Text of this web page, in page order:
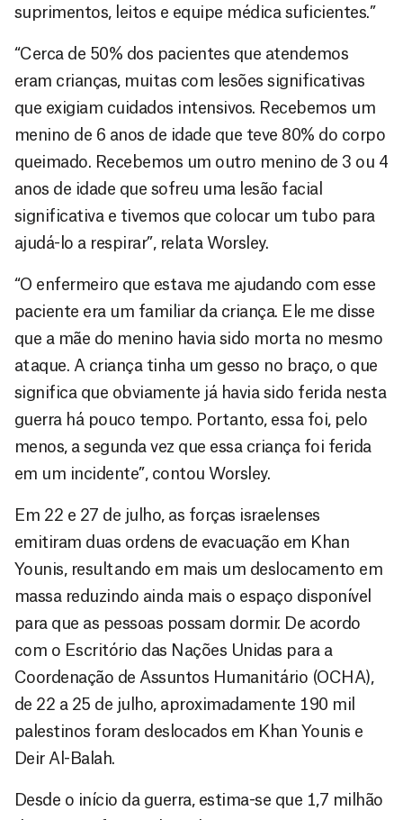
suprimentos, leitos e equipe médica suficientes.”
“Cerca de 50% dos pacientes que atendemos
eram crianças, muitas com lesões significativas
que exigiam cuidados intensivos. Recebemos um
menino de 6 anos de idade que teve 80% do corpo
queimado. Recebemos um outro menino de 3 ou 4
anos de idade que sofreu uma lesão facial
significativa e tivemos que colocar um tubo para
ajudá-lo a respirar”, relata Worsley.
“O enfermeiro que estava me ajudando com esse
paciente era um familiar da criança. Ele me disse
que a mãe do menino havia sido morta no mesmo
ataque. A criança tinha um gesso no braço, o que
significa que obviamente já havia sido ferida nesta
guerra há pouco tempo. Portanto, essa foi, pelo
menos, a segunda vez que essa criança foi ferida
em um incidente”, contou Worsley.
Em 22 e 27 de julho, as forças israelenses
emitiram duas ordens de evacuação em Khan
Younis, resultando em mais um deslocamento em
massa reduzindo ainda mais o espaço disponível
para que as pessoas possam dormir. De acordo
com o Escritório das Nações Unidas para a
Coordenação de Assuntos Humanitário (OCHA),
de 22 a 25 de julho, aproximadamente 190 mil
palestinos foram deslocados em Khan Younis e
Deir Al-Balah.
Desde o início da guerra, estima-se que 1,7 milhão